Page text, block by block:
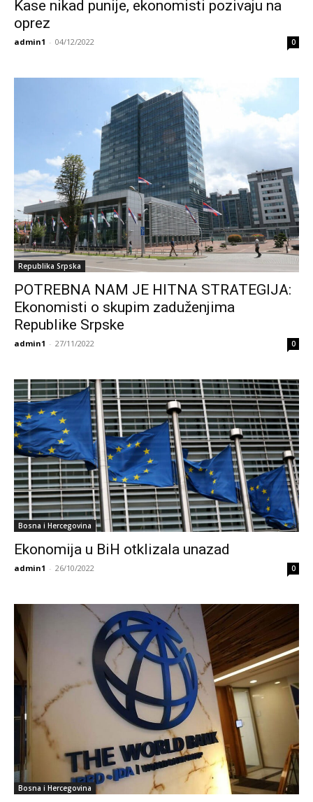
Kase nikad punije, ekonomisti pozivaju na
oprez
admin1 - 04/12/2022 0
Republika Srpska
POTREBNA NAM JE HITNA STRATEGIJA:
Ekonomisti o skupim zaduženjima
Republike Srpske
admin1 - 27/11/2022 0
Bosna i Hercegovina
Ekonomija u BiH otklizala unazad
admin1 - 26/10/2022 0
Bosna i Hercegovina